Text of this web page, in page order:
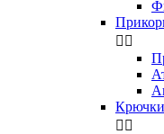
 
Крючки
 